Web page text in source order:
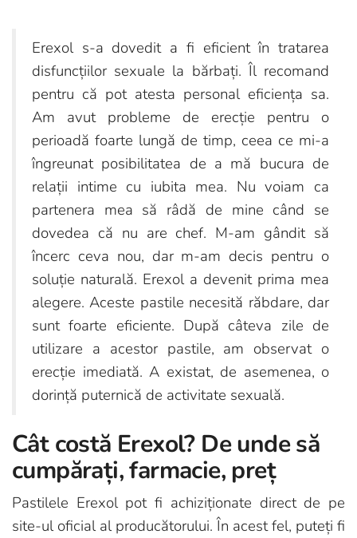
Erexol s-a dovedit a fi eficient în tratarea
disfuncțiilor sexuale la bărbați. Îl recomand
pentru că pot atesta personal eficiența sa.
Am avut probleme de erecție pentru o
perioadă foarte lungă de timp, ceea ce mi-a
îngreunat posibilitatea de a mă bucura de
relații intime cu iubita mea. Nu voiam ca
partenera mea să râdă de mine când se
dovedea că nu are chef. M-am gândit să
încerc ceva nou, dar m-am decis pentru o
soluție naturală. Erexol a devenit prima mea
alegere. Aceste pastile necesită răbdare, dar
sunt foarte eficiente. După câteva zile de
utilizare a acestor pastile, am observat o
erecție imediată. A existat, de asemenea, o
dorință puternică de activitate sexuală.
Cât costă Erexol? De unde să
cumpărați, farmacie, preț
Pastilele Erexol pot fi achiziționate direct de pe
site-ul oficial al producătorului. În acest fel, puteți fi